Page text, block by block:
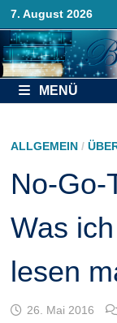
Zurück
zum
Inhalt
7. August 2026
MENÜ
ALLGEMEIN/
No-Go-
Was
lesen
26. Mai 2016